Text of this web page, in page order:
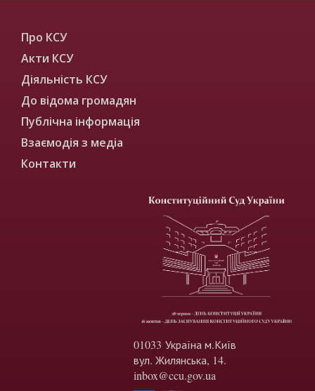
Про КСУ
Акти КСУ
Діяльність КСУ
До відома громадян
Публічна інформація
Взаємодія з медіа
Контакти
01033 Україна м.Київ
вул. Жилянська, 14.
inbox@ccu.gov.ua